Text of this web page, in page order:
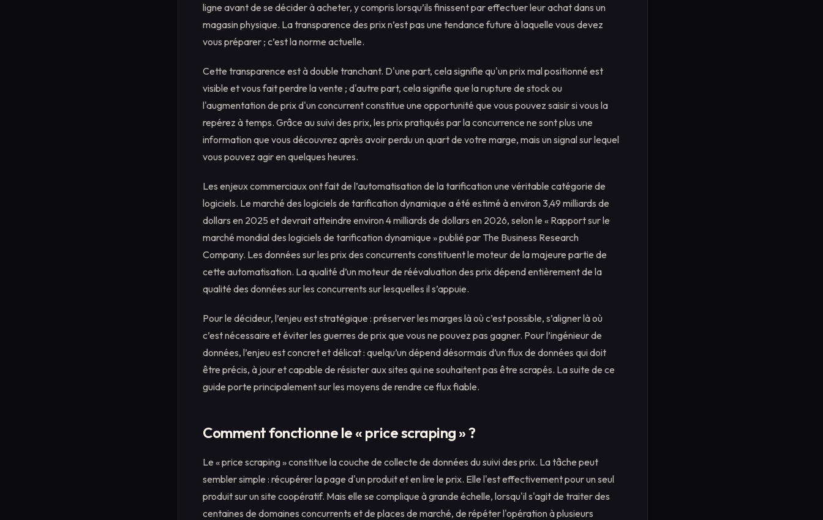
ligne avant de se décider à acheter, y compris lorsqu’ils finissent par effectuer leur achat dans un
magasin physique. La transparence des prix n’est pas une tendance future à laquelle vous devez
vous préparer ; c’est la norme actuelle.
Cette transparence est à double tranchant. D'une part, cela signifie qu'un prix mal positionné est
visible et vous fait perdre la vente ; d'autre part, cela signifie que la rupture de stock ou
l'augmentation de prix d'un concurrent constitue une opportunité que vous pouvez saisir si vous la
repérez à temps. Grâce au suivi des prix, les prix pratiqués par la concurrence ne sont plus une
information que vous découvrez après avoir perdu un quart de votre marge, mais un signal sur lequel
vous pouvez agir en quelques heures.
Les enjeux commerciaux ont fait de l’automatisation de la tarification une véritable catégorie de
logiciels. Le marché des logiciels de tarification dynamique a été estimé à environ 3,49 milliards de
dollars en 2025 et devrait atteindre environ 4 milliards de dollars en 2026, selon le « Rapport sur le
marché mondial des logiciels de tarification dynamique » publié par The Business Research
Company. Les données sur les prix des concurrents constituent le moteur de la majeure partie de
cette automatisation. La qualité d’un moteur de réévaluation des prix dépend entièrement de la
qualité des données sur les concurrents sur lesquelles il s’appuie.
Pour le décideur, l’enjeu est stratégique : préserver les marges là où c’est possible, s’aligner là où
c’est nécessaire et éviter les guerres de prix que vous ne pouvez pas gagner. Pour l’ingénieur de
données, l’enjeu est concret et délicat : quelqu’un dépend désormais d’un flux de données qui doit
être précis, à jour et capable de résister aux sites qui ne souhaitent pas être scrapés. La suite de ce
guide porte principalement sur les moyens de rendre ce flux fiable.
Comment fonctionne le « price scraping » ?
Le « price scraping » constitue la couche de collecte de données du suivi des prix. La tâche peut
sembler simple : récupérer la page d'un produit et en lire le prix. Elle l'est effectivement pour un seul
produit sur un site coopératif. Mais elle se complique à grande échelle, lorsqu'il s'agit de traiter des
centaines de domaines concurrents et de places de marché, de répéter l'opération à plusieurs